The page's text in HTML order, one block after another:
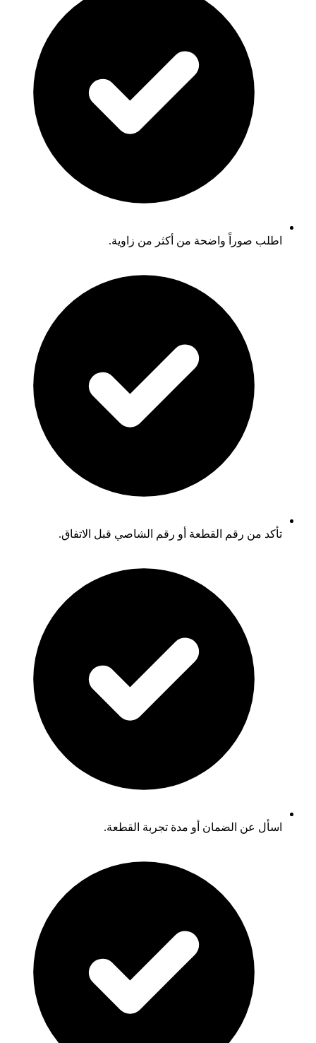
اطلب صوراً واضحة من أكثر من زاوية.
تأكد من رقم القطعة أو رقم الشاصي قبل الاتفاق.
اسأل عن الضمان أو مدة تجربة القطعة.